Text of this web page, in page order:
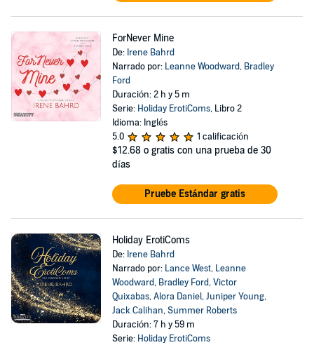
ForNever Mine
De: Irene Bahrd
Narrado por: Leanne Woodward, Bradley
Ford
Duración: 2 h y 5 m
Serie: Holiday ErotiComs, Libro 2
Idioma: Inglés
5.0
1 calificación
$12.68 o gratis con una prueba de 30
días
Pruebe Estándar gratis
Holiday ErotiComs
De: Irene Bahrd
Narrado por: Lance West, Leanne
Woodward, Bradley Ford,Victor
Quixabas,Alora Daniel,Juniper Young,
Jack Calihan,Summer Roberts
Duración: 7 h y 59 m
Serie: Holiday ErotiComs